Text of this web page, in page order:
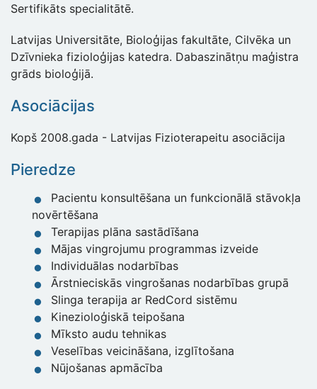
Sertifikāts specialitātē.
Latvijas Universitāte, Bioloģijas fakultāte, Cilvēka un
Dzīvnieka fizioloģijas katedra. Dabaszinātņu maģistra
grāds bioloģijā.
Asociācijas
Kopš 2008.gada - Latvijas Fizioterapeitu asociācija
Pieredze
Pacientu konsultēšana un funkcionālā stāvokļa
novērtēšana
Terapijas plāna sastādīšana
Mājas vingrojumu programmas izveide
Individuālas nodarbības
Ārstnieciskās vingrošanas nodarbības grupā
Slinga terapija ar RedCord sistēmu
Kinezioloģiskā teipošana
Mīksto audu tehnikas
Veselības veicināšana, izglītošana
Nūjošanas apmācība